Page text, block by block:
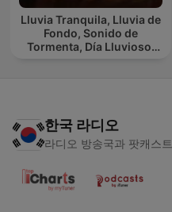
Lluvia Tranquila, Lluvia de
Fondo, Sonido de
Tormenta, Día Lluvioso,
한국 라디오
라디오 방송국과 팟캐스트